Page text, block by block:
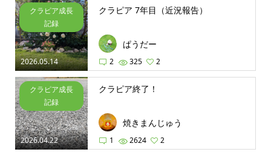
2026.05.14
クラピア成長
記録
クラピア 7年目（近況報告）
ぱうだー
2 325 2
2026.04.22
クラピア成長
記録
クラピア終了！
焼きまんじゅう
1 2624 2